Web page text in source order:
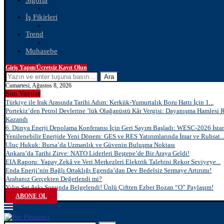
İş Fikirleri
Trend
Muhasebe
Giriş Yapın/Ücretsiz Kayıt Olun
Ara
Cumartesi, Ağustos 8, 2026
Son Yazılar
Türkiye ile Irak Arasında Tarihi Adım: Kerkük-Yumurtalık Boru Hattı İçin 1...
Portekiz’den Petrol Devlerine ’lük Olağanüstü Kâr Vergisi: Dayanışma Hamlesi
Kazandı
6. Dünya Enerji Depolama Konferansı İçin Geri Sayım Başladı: WESC-2026
Yenilenebilir Enerjide Yeni Dönem: GES ve RES Yatırımlarında İmar ve Ruhsat...
Uluç Hukuk: Bursa’da Uzmanlık ve Güvenin Buluşma Noktası
Ankara’da Tarihi Zirve: NATO Liderleri Beştepe’de Bir Araya Geldi!
EIA Raporu: Yapay Zekâ ve Veri Merkezleri Elektrik Talebini Rekor Seviyeye...
Enda Enerji’nin Bağlı Ortaklığı Egenda’dan Dev Bedelsiz Sermaye Artırımı!
Arabanız Gerçekten Değerlendi mi?
Yılın Set Aşkı Sonunda Belgelendi! Ünlü Çiftten Ezber Bozan “O” Paylaşım!
ABONE OL